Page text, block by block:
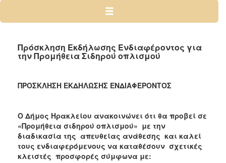
2025
2023
2021
2019
2018
2017
2016
Πρόσκληση Εκδήλωσης Ενδιαφέροντος για
την Προμήθεια Σιδηρού οπλισμού
ΠΡΟΣΚΛΗΣΗ ΕΚΔΗΛΩΣΗΣ ΕΝΔΙΑΦΕΡΟΝΤΟΣ
Ο Δήμος Ηρακλείου ανακοινώνει ότι θα προβεί σε
«Προμήθεια σιδηρού οπλισμού» με την
διαδικασία της απευθείας ανάθεσης και καλεί
τους ενδιαφερόμενους να καταθέσουν σχετικές
κλειστές προσφορές σύμφωνα με: